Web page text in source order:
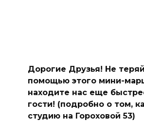
Дорогие Друзья! Не
помощью этого мини-
находите нас еще
гости! (подробно о том,
студию на Гороховой 53)